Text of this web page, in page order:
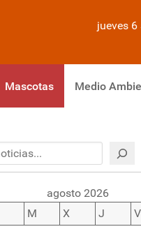
jueves
Mascotas Medio
agosto 2026
M X J V